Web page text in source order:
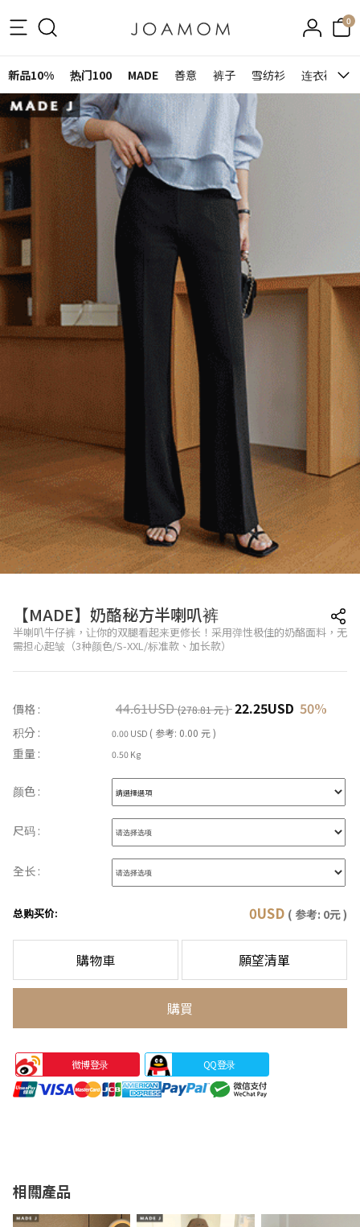
0
新品10% 热门100 MADE 善意 裤子 雪纺衫 连衣裙&裙
【MADE】奶酪秘方半喇叭裤
半喇叭牛仔裤，让你的双腿看起来更修长！采用弹性极佳的奶酪面料，无
需担心起皱（3种颜色/S-XXL/标准款、加长款）
價格 : 44.61USD (278.81 元 ) 22.25USD 50%
积分 : 0.00 USD ( 参考: 0.00 元 )
重量 : 0.50 Kg
颜色 :
尺码 :
全长 :
总购买价: 0USD ( 参考: 0元 )
購物車 願望清單
購買
微博登录 QQ登录
相關產品